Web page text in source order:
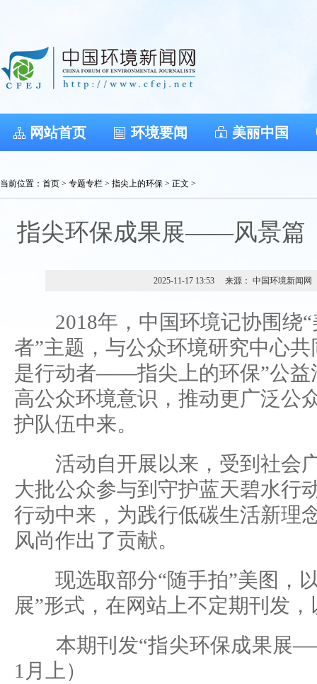
网站首页 环境要闻 美丽中国
当前位置： 首页 > 专题专栏 > 指尖上的环保 > 正文 >
指尖环保成果展——风景篇
2025-11-17 13:53 来源： 中国环境新闻网
2018年，中国环境记协围绕“
者”主题，与公众环境研究中心
是行动者——指尖上的环保”公益
高公众环境意识，推动更广泛公
护队伍中来。
活动自开展以来，受到社会
大批公众参与到守护蓝天碧水行
行动中来，为践行低碳生活新理
风尚作出了贡献。
现选取部分“随手拍”美图，
展”形式，在网站上不定期刊发
本期刊发“指尖环保成果展
1月上）